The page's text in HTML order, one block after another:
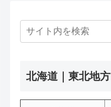
北海道｜東北地方